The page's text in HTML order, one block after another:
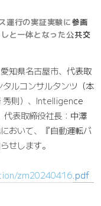
運行の実証実験に参画
と一体となった公共交
知県名古屋市、代表取
ルコンサルタンツ（本
秀則）、Intelligence
表取締役社長：中澤
おいて、『自動運転バ
せします。
zm20240416.pdf